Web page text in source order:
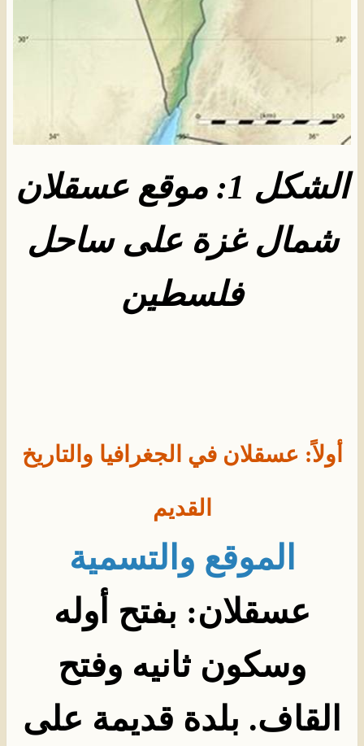
الشكل 1: موقع عسقلان
شمال غزة على ساحل
فلسطين
أولاً: عسقلان في الجغرافيا والتاريخ
القديم
الموقع والتسمية
عسقلان: بفتح أوله
وسكون ثانيه وفتح
القاف. بلدة قديمة على